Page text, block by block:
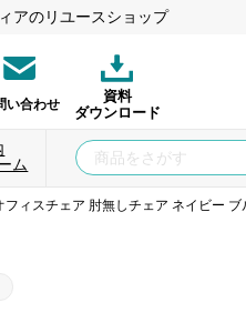
アのリユースショップ
い合わせ
資料
ダウンロード
ム
フィスチェア 肘無しチェア ネイビー ブ